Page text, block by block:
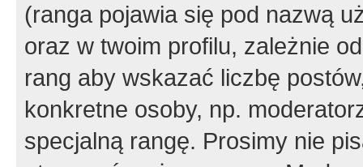
(ranga pojawia się pod nazwą
oraz w twoim profilu, zależnie
rang aby wskazać liczbę
konkretne osoby, np.
specjalną rangę. Prosimy nie